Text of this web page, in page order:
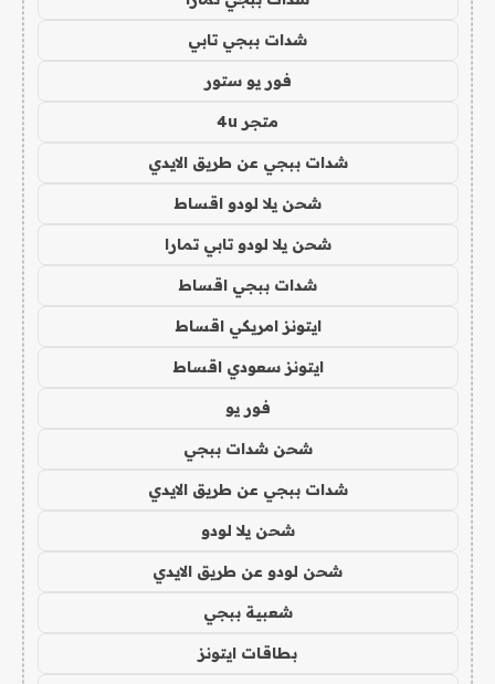
شدات ببجي تابي
فور يو ستور
متجر 4u
شدات ببجي عن طريق الايدي
شحن يلا لودو اقساط
شحن يلا لودو تابي تمارا
شدات ببجي اقساط
ايتونز امريكي اقساط
ايتونز سعودي اقساط
فور يو
شحن شدات ببجي
شدات ببجي عن طريق الايدي
شحن يلا لودو
شحن لودو عن طريق الايدي
شعبية ببجي
بطاقات ايتونز